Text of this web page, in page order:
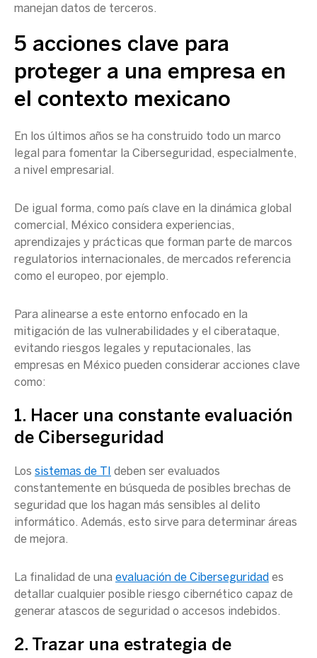
manejan datos de terceros.
5 acciones clave para
proteger a una empresa en
el contexto mexicano
En los últimos años se ha construido todo un marco
legal para fomentar la Ciberseguridad, especialmente,
a nivel empresarial.
De igual forma, como país clave en la dinámica global
comercial, México considera experiencias,
aprendizajes y prácticas que forman parte de marcos
regulatorios internacionales, de mercados referencia
como el europeo, por ejemplo.
Para alinearse a este entorno enfocado en la
mitigación de las vulnerabilidades y el ciberataque,
evitando riesgos legales y reputacionales, las
empresas en México pueden considerar acciones clave
como:
1. Hacer una constante evaluación
de Ciberseguridad
Los sistemas de TI
deben ser evaluados
constantemente en búsqueda de posibles brechas de
seguridad que los hagan más sensibles al delito
informático. Además, esto sirve para determinar áreas
de mejora.
La finalidad de una evaluación de Ciberseguridad es
detallar cualquier posible riesgo cibernético capaz de
generar atascos de seguridad o accesos indebidos.
2. Trazar una estrategia de